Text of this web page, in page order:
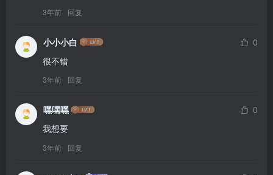
3年前 回复
小小小白
0
很不错
3年前 回复
嘿嘿嘿
0
我想要
3年前 回复